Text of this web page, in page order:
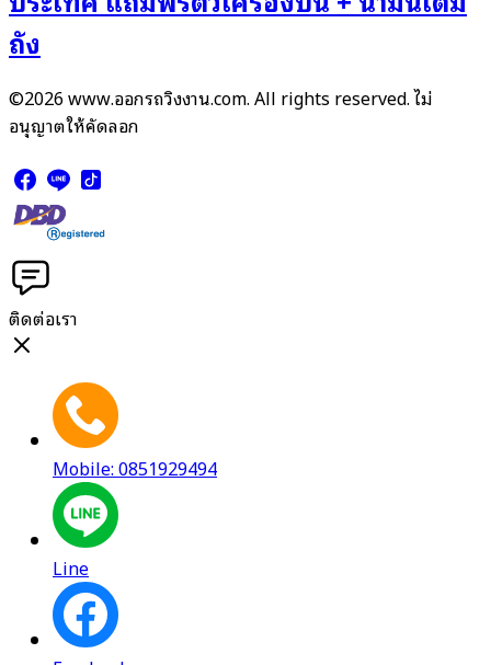
ถัง
©2026 www.ออกรถวิ่งงาน.com. All rights reserved. ไม่
อนุญาตให้คัดลอก
ติดต่อเรา
Mobile: 0851929494
Line